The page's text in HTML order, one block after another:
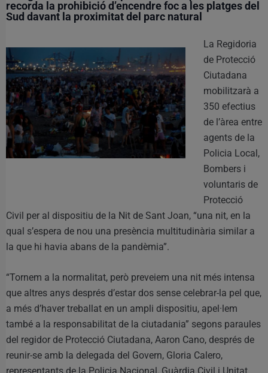
recorda la prohibició d’encendre foc a les platges del
Sud davant la proximitat del parc natural
La Regidoria
de Protecció
Ciutadana
mobilitzarà a
350 efectius
de l’àrea entre
agents de la
Policia Local,
Bombers i
voluntaris de
Protecció
Civil per al dispositiu de la Nit de Sant Joan, “una nit, en la
qual s’espera de nou una presència multitudinària similar a
la que hi havia abans de la pandèmia”.
“Tornem a la normalitat, però preveiem una nit més intensa
que altres anys després d’estar dos sense celebrar-la pel que,
a més d’haver treballat en un ampli dispositiu, apel·lem
també a la responsabilitat de la ciutadania” segons paraules
del regidor de Protecció Ciutadana, Aaron Cano, després de
reunir-se amb la delegada del Govern, Gloria Calero,
representants de la Policia Nacional, Guàrdia Civil i Unitat